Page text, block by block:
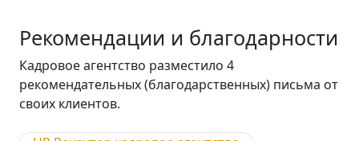
Рекомендации и благодарности
Кадровое агентство разместило 4
рекомендательных (благодарственных) письма от
своих клиентов.